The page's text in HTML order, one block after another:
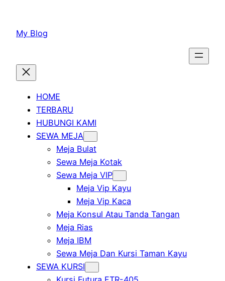
konten
My Blog
HOME
TERBARU
HUBUNGI KAMI
SEWA MEJA
Meja Bulat
Sewa Meja Kotak
Sewa Meja VIP
Meja Vip Kayu
Meja Vip Kaca
Meja Konsul Atau Tanda Tangan
Meja Rias
Meja IBM
Sewa Meja Dan Kursi Taman Kayu
SEWA KURSI